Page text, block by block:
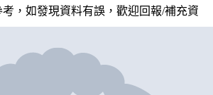
，如發現資料有誤，歡迎回報/補充資